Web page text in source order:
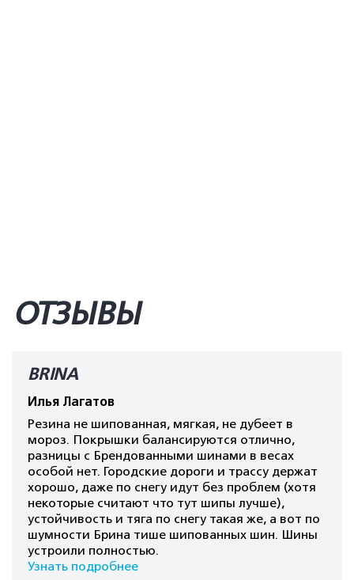
ОТЗЫВЫ
BRINA
Илья Лагатов
Резина не шипованная, мягкая, не дубеет в
мороз. Покрышки балансируются отлично,
разницы с Брендованными шинами в весах
особой нет. Городские дороги и трассу держат
хорошо, даже по снегу идут без проблем (хотя
некоторые считают что тут шипы лучше),
устойчивость и тяга по снегу такая же, а вот по
шумности Брина тише шипованных шин. Шины
устроили полностью.
Узнать подробнее